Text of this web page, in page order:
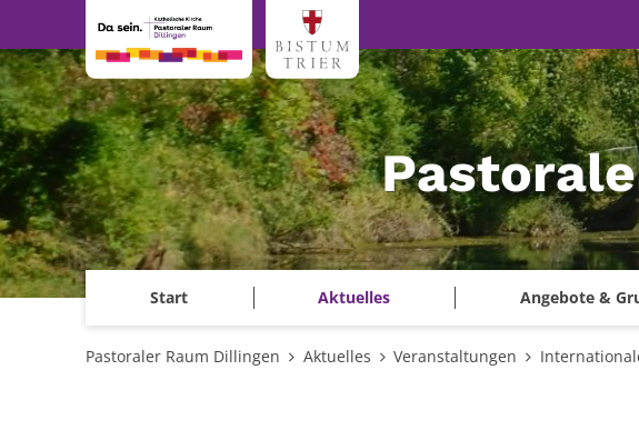
Zum Inhalt springen
Start Aktuelles Angebote &
Pastoraler Raum Dillingen Aktuelles Veranstaltungen